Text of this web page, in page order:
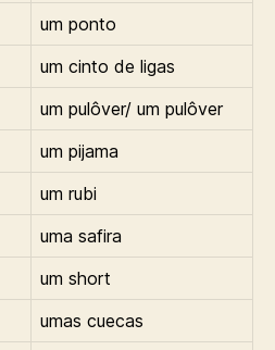
um ponto
um cinto de ligas
um pulôver/ um pulôver
um pijama
um rubi
uma safira
um short
umas cuecas